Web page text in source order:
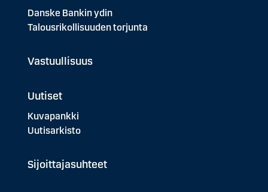
Danske Bankin ydin
Talousrikollisuuden torjunta
Vastuullisuus
Uutiset
Kuvapankki
Uutisarkisto
Sijoittajasuhteet